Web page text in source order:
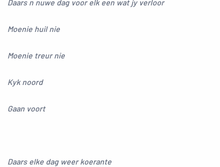
Daars n nuwe dag voor elk een wat jy verloor
Moenie huil nie
Moenie treur nie
Kyk noord
Gaan voort
Daars elke dag weer koerante